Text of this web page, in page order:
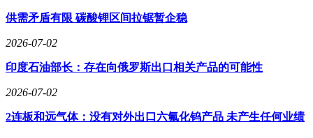
供需矛盾有限 碳酸锂区间拉锯暂企稳
2026-07-02
印度石油部长：存在向俄罗斯出口相关产品的可能性
2026-07-02
2连板和远气体：没有对外出口六氟化钨产品 未产生任何业绩